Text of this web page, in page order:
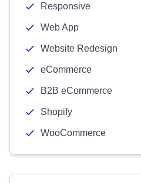
Responsive
Web App
Website Redesign
eCommerce
B2B eCommerce
Shopify
WooCommerce